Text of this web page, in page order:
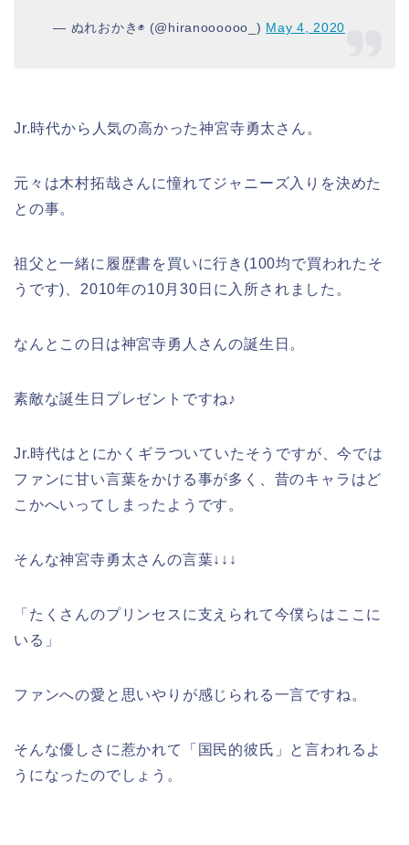
— ぬれおかき◉ (@hiranoooooo_) May 4, 2020
Jr.時代から人気の高かった神宮寺勇太さん。
元々は木村拓哉さんに憧れてジャニーズ入りを決めた
との事。
祖父と一緒に履歴書を買いに行き(100均で買われたそ
うです)、2010年の10月30日に入所されました。
なんとこの日は神宮寺勇人さんの誕生日。
素敵な誕生日プレゼントですね♪
Jr.時代はとにかくギラついていたそうですが、今では
ファンに甘い言葉をかける事が多く、昔のキャラはど
こかへいってしまったようです。
そんな神宮寺勇太さんの言葉↓↓↓
「たくさんのプリンセスに支えられて今僕らはここに
いる」
ファンへの愛と思いやりが感じられる一言ですね。
そんな優しさに惹かれて「国民的彼氏」と言われるよ
うになったのでしょう。